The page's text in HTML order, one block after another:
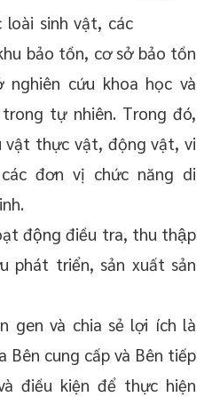
loài sinh vật, các
bảo tồn, cơ sở bảo tồn
cứu khoa học và
tự nhiên. Trong đó,
vật thực vật, động vật, vi
đơn vị chức năng di
động điều tra, thu thập
phát triển, sản xuất sản
gen và chia sẻ lợi ích là
cung cấp và Bên tiếp
điều kiện để thực hiện